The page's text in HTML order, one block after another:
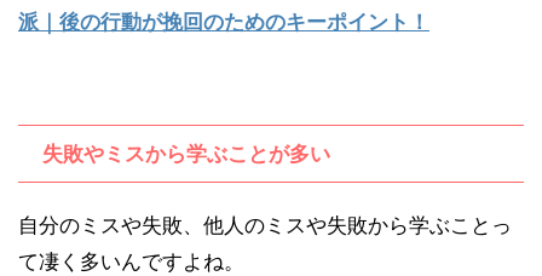
派｜後の行動が挽回のためのキーポイント！
失敗やミスから学ぶことが多い
自分のミスや失敗、他人のミスや失敗から学ぶことっ
て凄く多いんですよね。